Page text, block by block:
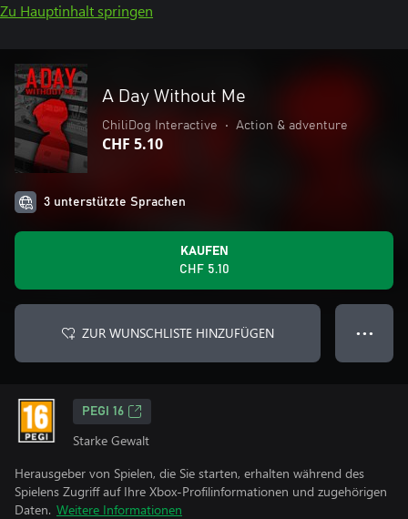
Zu Hauptinhalt springen
A Day Without Me
ChiliDog Interactive • Action & adventure
CHF 5.10
3 unterstützte Sprachen
KAUFEN
CHF 5.10
ZUR WUNSCHLISTE HINZUFÜGEN ● ● ●
PEGI 16
Starke Gewalt
Herausgeber von Spielen, die Sie starten, erhalten während des
Spielens Zugriff auf Ihre Xbox-Profilinformationen und zugehörigen
Daten. Weitere Informationen